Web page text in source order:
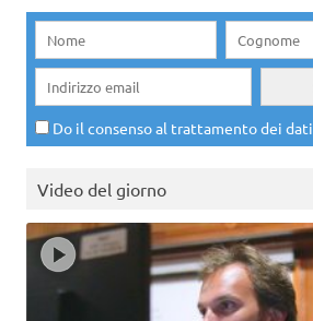
Do il consenso al trattamento dei dati
Video del giorno